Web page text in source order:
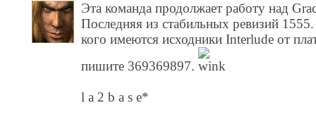
Эта команда продолжает работу над
Последняя из стабильных ревизий
кого имеются исходники Interlude от
пишите 369369897.
l a 2 b a s e*